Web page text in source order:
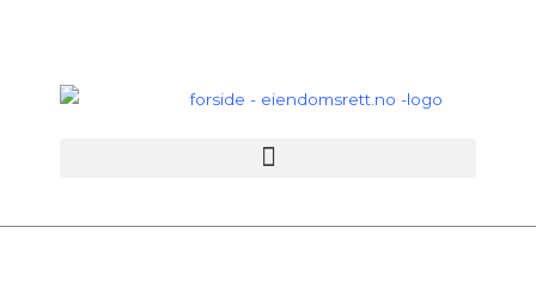
innholdet